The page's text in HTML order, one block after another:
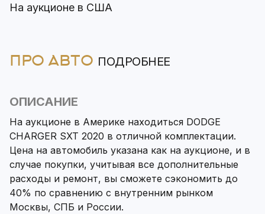
На аукционе в США
ПРО АВТО ПОДРОБНЕЕ
ОПИСАНИЕ
На аукционе в Америке находиться DODGE
CHARGER SXT 2020 в отличной комплектации.
Цена на автомобиль указана как на аукционе, и в
случае покупки, учитывая все дополнительные
расходы и ремонт, вы сможете сэкономить до
40% по сравнению с внутренним рынком
Москвы, СПБ и России.